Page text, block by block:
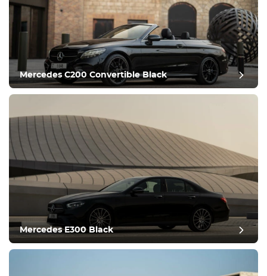
בקרת אקלים
נהיגה
תנאי
ביקורת פוסט
Mercedes C200 Convertible Black
Mercedes E300 Black